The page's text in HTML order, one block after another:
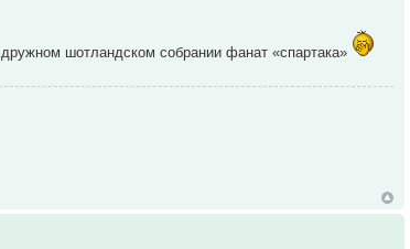
шотландском собрании фанат «спартака»